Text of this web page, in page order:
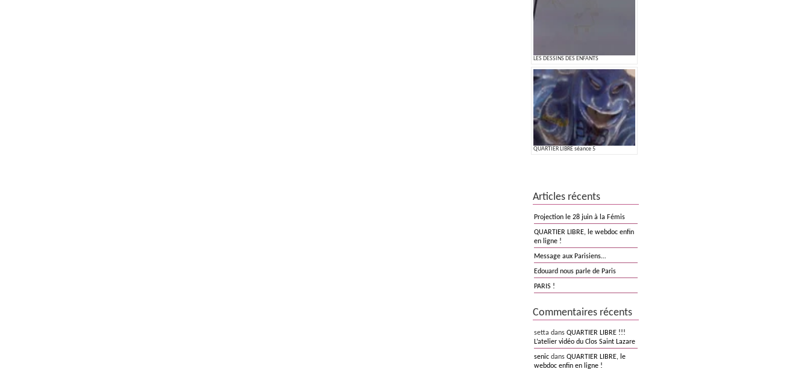
LES DESSINS DES ENFANTS
QUARTIER LIBRE séance 5
Articles récents
Projection le 28 juin à la Fémis
QUARTIER LIBRE, le webdoc enfin
en ligne !
Message aux Parisiens…
Edouard nous parle de Paris
PARIS !
Commentaires récents
setta dans QUARTIER LIBRE !!!
L’atelier vidéo du Clos Saint Lazare
senic dans QUARTIER LIBRE, le
webdoc enfin en ligne !